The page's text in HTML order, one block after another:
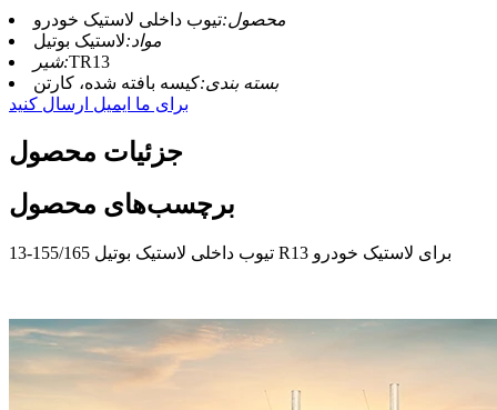
محصول:تیوب داخلی لاستیک خودرو
مواد:لاستیک بوتیل
شیر:TR13
بسته بندی:کیسه بافته شده، کارتن
برای ما ایمیل ارسال کنید
جزئیات محصول
برچسب‌های محصول
تیوب داخلی لاستیک بوتیل 155/165-13 R13 برای لاستیک خودرو